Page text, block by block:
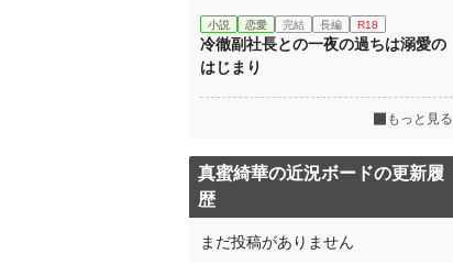
小説 恋愛 完結 長編 R18
冷徹副社長との一夜の過ちは溺愛の
はじまり
もっと見る
真蜜綺華の近況ボードの更新履
歴
まだ投稿がありません